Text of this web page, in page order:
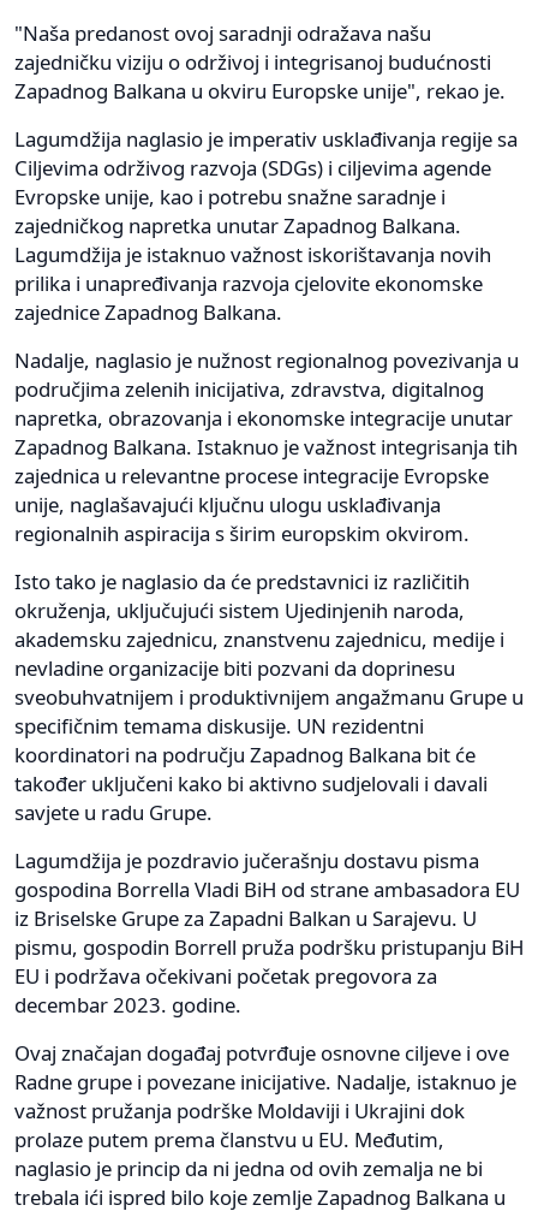
"Naša predanost ovoj saradnji odražava našu
zajedničku viziju o održivoj i integrisanoj budućnosti
Zapadnog Balkana u okviru Europske unije", rekao je.
Lagumdžija naglasio je imperativ usklađivanja regije sa
Ciljevima održivog razvoja (SDGs) i ciljevima agende
Evropske unije, kao i potrebu snažne saradnje i
zajedničkog napretka unutar Zapadnog Balkana.
Lagumdžija je istaknuo važnost iskorištavanja novih
prilika i unapređivanja razvoja cjelovite ekonomske
zajednice Zapadnog Balkana.
Nadalje, naglasio je nužnost regionalnog povezivanja u
područjima zelenih inicijativa, zdravstva, digitalnog
napretka, obrazovanja i ekonomske integracije unutar
Zapadnog Balkana. Istaknuo je važnost integrisanja tih
zajednica u relevantne procese integracije Evropske
unije, naglašavajući ključnu ulogu usklađivanja
regionalnih aspiracija s širim europskim okvirom.
Isto tako je naglasio da će predstavnici iz različitih
okruženja, uključujući sistem Ujedinjenih naroda,
akademsku zajednicu, znanstvenu zajednicu, medije i
nevladine organizacije biti pozvani da doprinesu
sveobuhvatnijem i produktivnijem angažmanu Grupe u
specifičnim temama diskusije. UN rezidentni
koordinatori na području Zapadnog Balkana bit će
također uključeni kako bi aktivno sudjelovali i davali
savjete u radu Grupe.
Lagumdžija je pozdravio jučerašnju dostavu pisma
gospodina Borrella Vladi BiH od strane ambasadora EU
iz Briselske Grupe za Zapadni Balkan u Sarajevu. U
pismu, gospodin Borrell pruža podršku pristupanju BiH
EU i podržava očekivani početak pregovora za
decembar 2023. godine.
Ovaj značajan događaj potvrđuje osnovne ciljeve i ove
Radne grupe i povezane inicijative. Nadalje, istaknuo je
važnost pružanja podrške Moldaviji i Ukrajini dok
prolaze putem prema članstvu u EU. Međutim,
naglasio je princip da ni jedna od ovih zemalja ne bi
trebala ići ispred bilo koje zemlje Zapadnog Balkana u